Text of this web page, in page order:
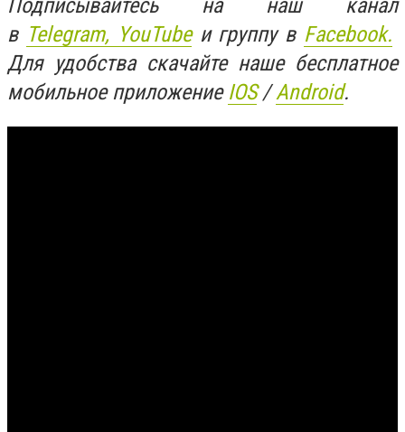
Подписывайтесь на наш канал
в Telegram, YouTubeи группу в Facebook.
Для удобства скачайте наше бесплатное
мобильное приложение IOS/Android.